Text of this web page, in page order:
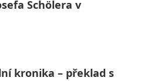
Schölera v
kronika – překlad s